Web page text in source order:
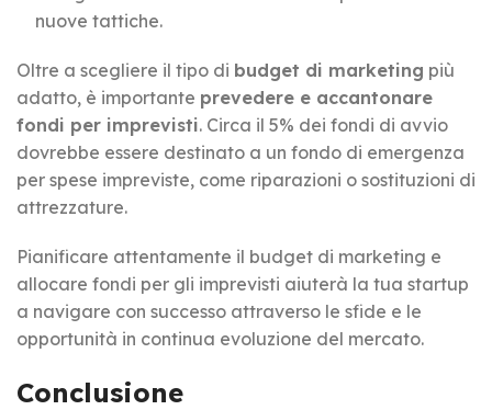
nuove tattiche.
Oltre a scegliere il tipo di budget di marketing più
adatto, è importante prevedere e accantonare
fondi per imprevisti. Circa il 5% dei fondi di avvio
dovrebbe essere destinato a un fondo di emergenza
per spese impreviste, come riparazioni o sostituzioni di
attrezzature.
Pianificare attentamente il budget di marketing e
allocare fondi per gli imprevisti aiuterà la tua startup
a navigare con successo attraverso le sfide e le
opportunità in continua evoluzione del mercato.
Conclusione